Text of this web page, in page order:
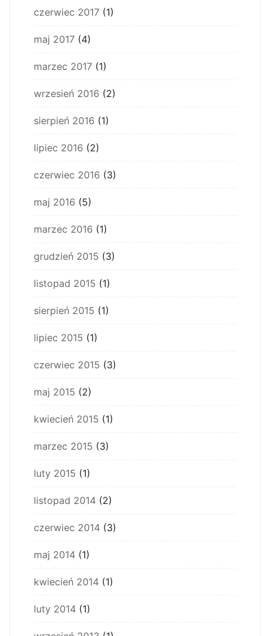
czerwiec 2017 (1)
maj 2017 (4)
marzec 2017 (1)
wrzesień 2016 (2)
sierpień 2016 (1)
lipiec 2016 (2)
czerwiec 2016 (3)
maj 2016 (5)
marzec 2016 (1)
grudzień 2015 (3)
listopad 2015 (1)
sierpień 2015 (1)
lipiec 2015 (1)
czerwiec 2015 (3)
maj 2015 (2)
kwiecień 2015 (1)
marzec 2015 (3)
luty 2015 (1)
listopad 2014 (2)
czerwiec 2014 (3)
maj 2014 (1)
kwiecień 2014 (1)
luty 2014 (1)